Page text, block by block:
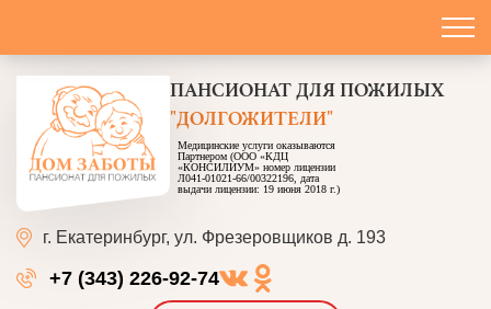
ПАНСИОНАТ ДЛЯ ПОЖИЛЫХ
"ДОЛГОЖИТЕЛИ"
Медицинские услуги оказываются
Партнером (ООО «КДЦ
«КОНСИЛИУМ» номер лицензии
Л041-01021-66/00322196, дата
выдачи лицензии: 19 июня 2018 г.)
г. Екатеринбург, ул. Фрезеровщиков д. 193
+7 (343) 226-92-74